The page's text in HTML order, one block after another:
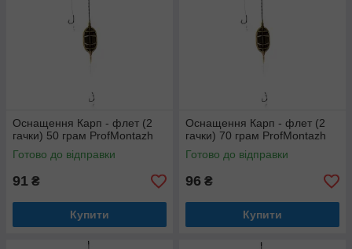
Оснащення Карп - флет (2
гачки) 50 грам ProfMontazh
Готово до відправки
91 ₴
Купити
Оснащення Карп - флет (2
гачки) 70 грам ProfMontazh
Готово до відправки
96 ₴
Купити